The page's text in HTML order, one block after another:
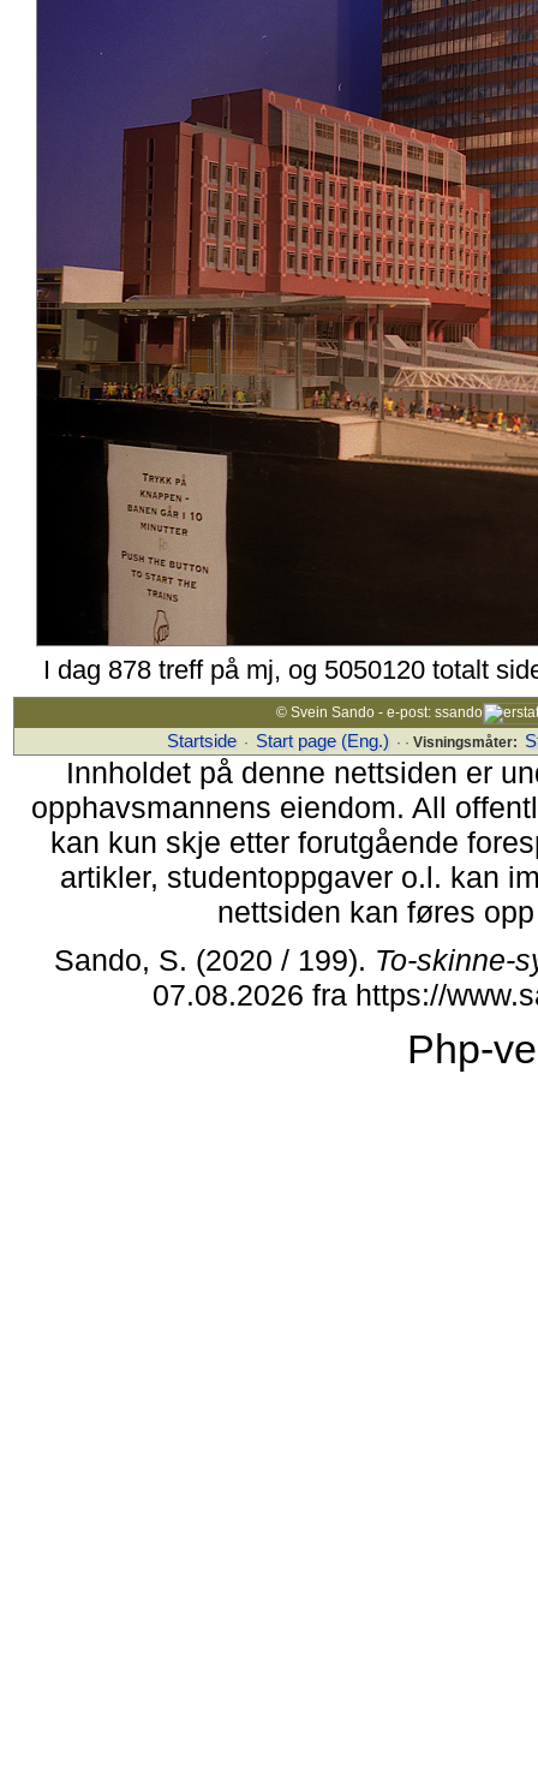
I dag 878 treff på mj, og 5050120 totalt
© Svein Sando - e-post: ssando
Startside · Start page (Eng.) · · Visningsmåter:
Innholdet på denne nettsiden er
opphavsmannens eiendom. All
kan kun skje etter forutgående
artikler, studentoppgaver o.l. kan
nettsiden kan føres
Sando, S. (2020 / 199). To-skinne-
07.08.2026 fra https://
Php-